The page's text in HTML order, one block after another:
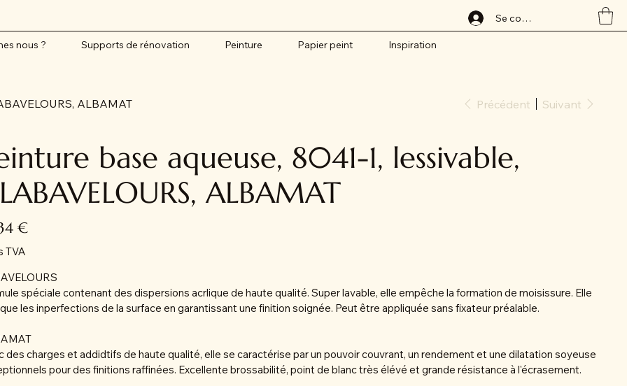
Se connecter
nous ? Supports de rénovation Peinture Papier peint Inspiration
ALBAMAT Précédent Suivant
base aqueuse, 8041-1, lessivable,
ALBAMAT
€
TVA
spéciale contenant des dispersions acrlique de haute qualité. Super lavable, elle empêche la formation de moisissure. Elle
les inperfections de la surface en garantissant une finition soignée. Peut être appliquée sans fixateur préalable.
des charges et addidtifs de haute qualité, elle se caractérise par un pouvoir couvrant, un rendement et une dilatation soyeuse
pour des finitions raffinées. Excellente brossabilité, point de blanc très élévé et grande résistance à l'écrasement.